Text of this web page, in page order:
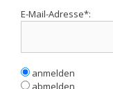
E-Mail-Adresse*:
anmelden
abmelden